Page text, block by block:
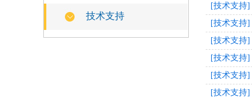
技术支持
[技术支持]
[技术支持]
[技术支持]
[技术支持]
[技术支持]
[技术支持]